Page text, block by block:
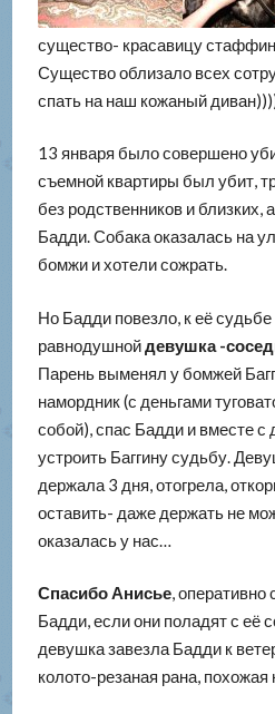
существо- красавицу
Существо облизало всех
спать на наш кожаный
13 января было совершено
съемной квартиры был убит,
без родственников и близких,
Бадди. Собака оказалась на
бомжи и хотели сожрать.
Но Бадди повезло, к её судьбе
равнодушнойдевушка -
Парень выменял у бомжей
намордник (с деньгами
собой), спас Бадди и вместе с
устроить Баггину судьбу.
держала 3 дня, отогрела,
оставить- даже держать не
оказалась у нас…
Спасибо Анисье, оперативно
Бадди, если они поладят с её
девушка завезла Бадди к
колото-резаная рана,